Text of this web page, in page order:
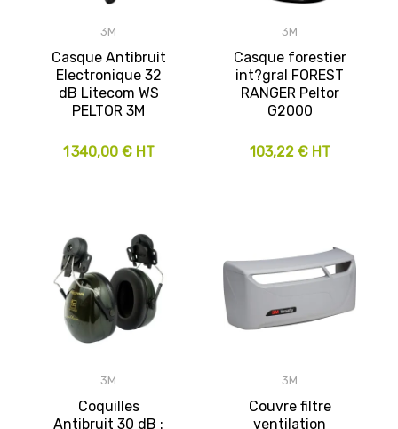
3M
Casque Antibruit
Electronique 32
dB Litecom WS
PELTOR 3M
1 340,00 € HT
3M
Casque forestier
int?gral FOREST
RANGER Peltor
G2000
103,22 € HT
3M
Coquilles
Antibruit 30 dB :
3M
Couvre filtre
ventilation